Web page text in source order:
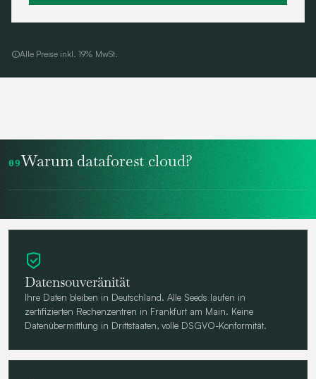
Alle Preise inkl. 19% MwSt.
09Warum dataforest cloud?
Datensouveränität
Ihre Daten bleiben in Deutschland. Alle Seeds laufen in
zertifizierten Rechenzentren in Frankfurt am Main. Keine
Datenübermittlung in Drittstaaten, volle DSGVO-Konformität.